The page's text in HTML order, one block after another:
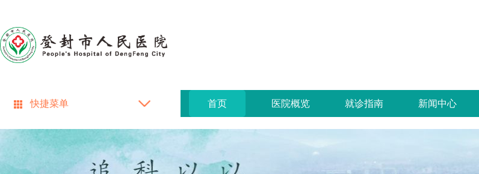
快捷菜单 首页 医院概览 就诊指南 新闻中心